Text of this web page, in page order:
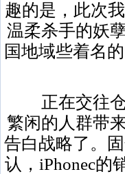
趣的是，此次
温柔杀手的妖
国地域些着名
正在交往仓
繁闲的人群带
告白战略了。
认，iPhonec的